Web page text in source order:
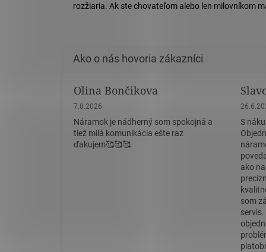
rozžiaria. Ak ste chovateľom alebo len milovníkom
Olina Bončikova
Hodnotenie obchodu je 5 z 5 hviezdičiek.
7.8.2026
Náramok je nádherný som spokojná a
tiež milá komunikácia ešte raz
ďakujem🥰🥰🥰
S
ako
som